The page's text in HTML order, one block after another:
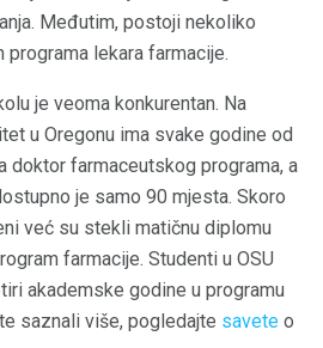
Međutim, postoji nekoliko
programa lekara farmacije.
je veoma konkurentan. Na
u Oregonu ima svake godine od
doktor farmaceutskog programa, a
je samo 90 mjesta. Skoro
već su stekli matičnu diplomu
farmacije. Studenti u OSU
akademske godine u programu
saznali više, pogledajte savete o